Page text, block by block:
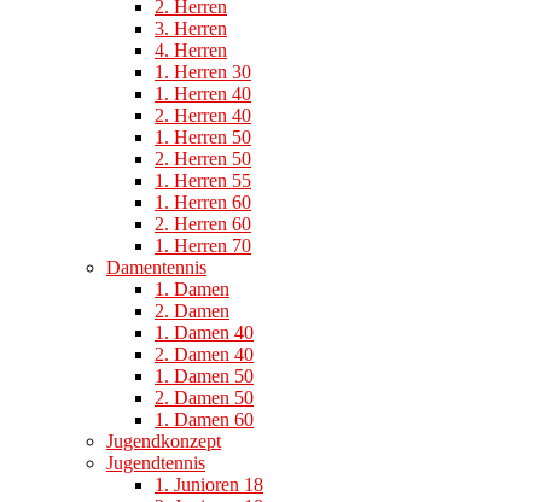
2. Herren
3. Herren
4. Herren
1. Herren 30
1. Herren 40
2. Herren 40
1. Herren 50
2. Herren 50
1. Herren 55
1. Herren 60
2. Herren 60
1. Herren 70
Damentennis
1. Damen
2. Damen
1. Damen 40
2. Damen 40
1. Damen 50
2. Damen 50
1. Damen 60
Jugendkonzept
Jugendtennis
1. Junioren 18